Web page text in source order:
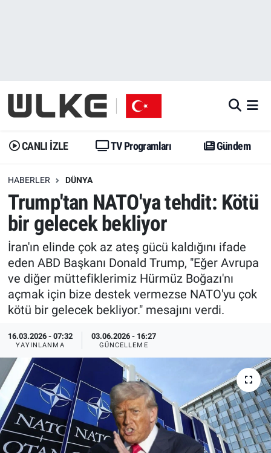
CANLI İZLE TV Programları Gündem
HABERLER DÜNYA
Trump'tan NATO'ya tehdit: Kötü
bir gelecek bekliyor
İran'ın elinde çok az ateş gücü kaldığını ifade
eden ABD Başkanı Donald Trump, "Eğer Avrupa
ve diğer müttefiklerimiz Hürmüz Boğazı'nı
açmak için bize destek vermezse NATO'yu çok
kötü bir gelecek bekliyor." mesajını verdi.
16.03.2026 - 07:32
YAYINLANMA
03.06.2026 - 16:27
GÜNCELLEME
Gündem
Dünya
Erişim Bilgileri
Ekonomi
Trend
Özel Haberler
Gündem
Trend
Erişim Bilgileri
Spor
Ekonomi
Dünya
Kadın
Erişim Bilgileri
Sağlık
İstanbul Namaz Vakitleri
Trafik Durumu
Erişim Bilgileri
Tüm Manşetler
Son Dakika Haberleri
Haber Arşivi